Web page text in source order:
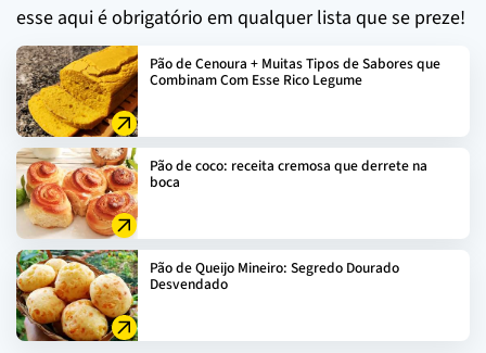
esse aqui é obrigatório em qualquer lista que se preze!
Pão de Cenoura + Muitas Tipos de Sabores que
Combinam Com Esse Rico Legume
Pão de coco: receita cremosa que derrete na
boca
Pão de Queijo Mineiro: Segredo Dourado
Desvendado